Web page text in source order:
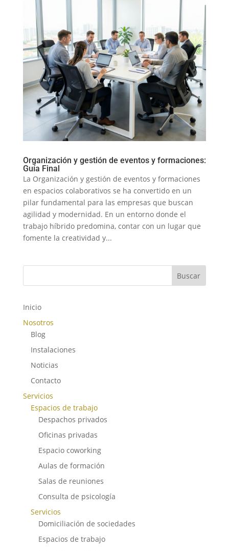
Organización y gestión de eventos y formaciones:
Guía Final
La Organización y gestión de eventos y formaciones
en espacios colaborativos se ha convertido en un
pilar fundamental para las empresas que buscan
agilidad y modernidad. En un entorno donde el
trabajo híbrido predomina, contar con un lugar que
fomente la creatividad y...
Buscar
Inicio
Nosotros
Blog
Instalaciones
Noticias
Contacto
Servicios
Espacios de trabajo
Despachos privados
Oficinas privadas
Espacio coworking
Aulas de formación
Salas de reuniones
Consulta de psicología
Servicios
Domiciliación de sociedades
Espacios de trabajo